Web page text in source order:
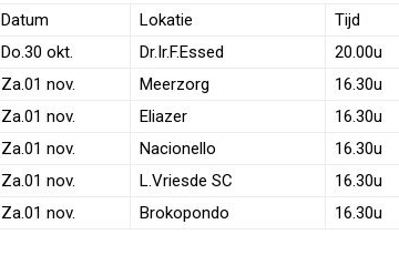
Datum Lokatie
Tijd
Do.30 okt. Dr.Ir.F.Essed
20.00u
Za.01 nov. Meerzorg
16.30u
Za.01 nov. Eliazer
16.30u
Za.01 nov. Nacionello
16.30u
Za.01 nov. L.Vriesde SC
16.30u
Za.01 nov. Brokopondo 16.30u